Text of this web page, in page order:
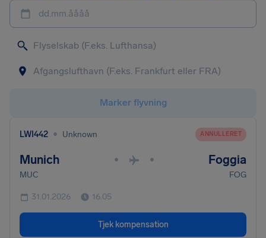
dd.mm.åååå
Marker flyvning
LWI442 • Unknown ANNULLERET
Munich • • Foggia
MUC FOG
31.01.2026 16.05
Tjek kompensation